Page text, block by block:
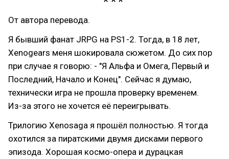
От автора перевода.
Я бывший фанат JRPG на PS1-2. Тогда, в 18 лет,
Xenogears меня шокировала сюжетом. До сих пор
при случае я говорю: - "Я Альфа и Омега, Первый и
Последний, Начало и Конец". Сейчас я думаю,
технически игра не прошла проверку временем.
Из-за этого не хочется её переигрывать.
Трилогию Xenosaga я прошёл полностью. Я тогда
охотился за пиратскими двумя дисками первого
эпизода. Хорошая космо-опера и дурацкая